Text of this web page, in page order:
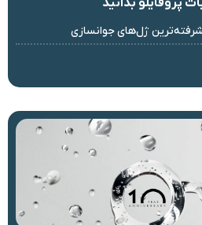
پروفایلو بدانید
ژل‌های جوانسازی